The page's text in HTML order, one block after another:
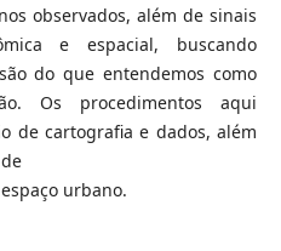
observados, além de sinais
e espacial, buscando
do que entendemos como
Os procedimentos aqui
de cartografia e dados, além
urbano.